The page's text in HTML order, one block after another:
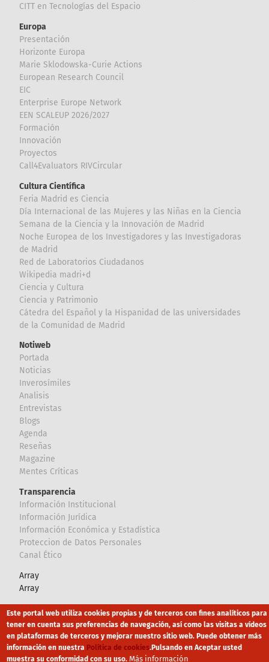
CITT en Tecnologías del Espacio
Europa
Presentación
Horizonte Europa
Marie Sklodowska-Curie Actions
European Research Council
EIC
Enterprise Europe Network
EEN SCALEUP 2026/2027
Formación
Innovación
Proyectos
Call4Evaluators RIVCircular
Cultura Científica
Feria Madrid es Ciencia
Día Internacional de las Mujeres y las Niñas en la Ciencia
Semana de la Ciencia y la Innovación de Madrid
Noche Europea de los Investigadores y las Investigadoras
de Madrid
Red de Laboratorios Ciudadanos
Wikipedia madri+d
Ciencia y Cultura
Ciencia y Patrimonio
Cátedra del Español y la Hispanidad de las universidades
de la Comunidad de Madrid
Notiweb
Portada
Noticias
Inverosímiles
Analisis
Entrevistas
Blogs
Agenda
Reseñas
Magazine
Mentes Críticas
Transparencia
Información Institucional
Información Jurídica
Información Económica y Estadística
Proteccion de Datos Personales
Canal Ético
Array
Array
Footer Canal Ético eduroam Mapa Web
Política privacidad Política de cookies Aviso legal
Este portal web utiliza cookies propias y de terceros con fines analíticos para
tener en cuenta sus preferencias de navegación, así como las visitas a vídeos
en plataformas de terceros y mejorar nuestro sitio web. Puede obtener más
información en nuestra Política de cookies.Pulsando en Aceptar usted
muestra su conformidad con su uso. Más información